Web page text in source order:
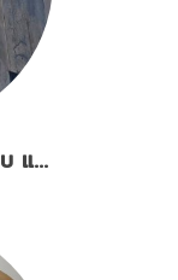
ป้ายกล่องไฟอะคริลิคต่อขอบ แสงออก5ด้าน